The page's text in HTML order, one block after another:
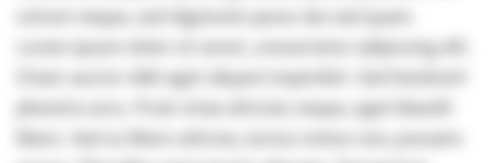
rutrum neque, sed dignissim purus dui sed quam.
Lorem ipsum dolor sit amet, consectetur adipiscing elit.
Etiam auctor nibh eget aliquet imperdiet. Sed hendrerit
pharetra arcu. Proin vitae ultricies neque, eget blandit
libero. Sed ac libero ultrices, luctus metus non, posuere